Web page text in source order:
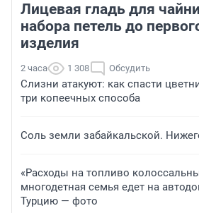
Лицевая гладь для
набора петель до
изделия
2 часа 1 308 Обсудить
Слизни атакуют: как спасти
три копеечных способа
Соль земли забайкальской.
«Расходы на топливо
многодетная семья едет на
Турцию — фото